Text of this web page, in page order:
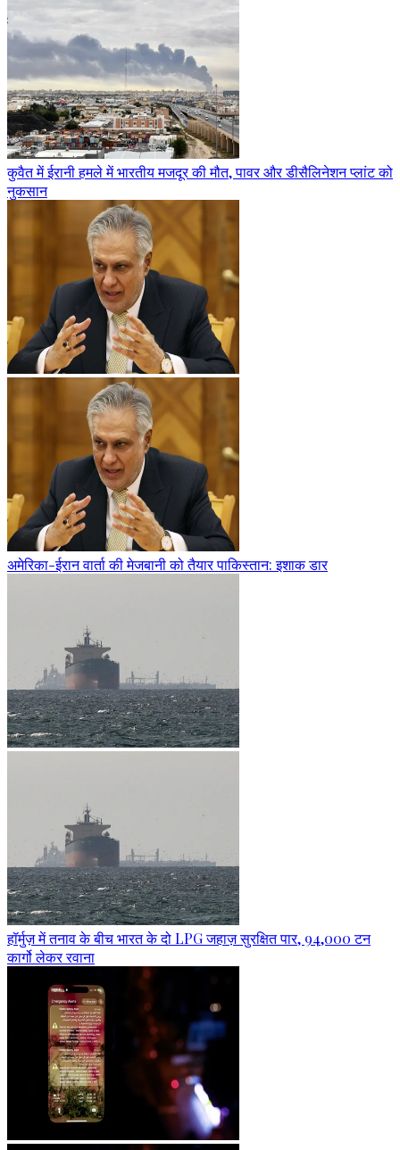
कुवैत में ईरानी हमले में भारतीय मजदूर की मौत, पावर और डीसैलिनेशन प्लांट को
नुकसान
अमेरिका-ईरान वार्ता की मेजबानी को तैयार पाकिस्तान: इशाक डार
हॉर्मुज़ में तनाव के बीच भारत के दो LPG जहाज़ सुरक्षित पार, 94,000 टन
कार्गो लेकर रवाना